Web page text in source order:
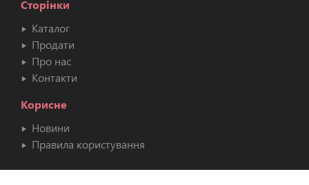
Сторінки
Каталог
Продати
Про нас
Контакти
Корисне
Новини
Правила користування